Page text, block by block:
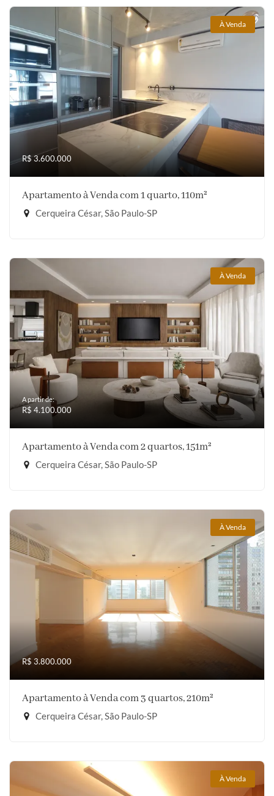
À Venda
R$ 3.600.000
Apartamento à Venda com 1 quarto, 110m²
Cerqueira César, São Paulo-SP
À Venda
A partir de:
R$ 4.100.000
Apartamento à Venda com 2 quartos, 151m²
Cerqueira César, São Paulo-SP
À Venda
R$ 3.800.000
Apartamento à Venda com 3 quartos, 210m²
Cerqueira César, São Paulo-SP
À Venda